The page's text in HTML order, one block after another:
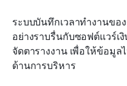
ระบบบันทึกเวลาทำงานข
อย่างราบรื่นกับซอฟต์แวร์เ
จัดตารางงาน เพื่อให้ข้อมูล
ด้านการบริหาร